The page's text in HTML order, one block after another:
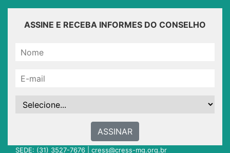
ASSINE E RECEBA INFORMES DO CONSELHO
ASSINAR
SEDE: (31) 3527-7676 | cress@cress-mg.org.br